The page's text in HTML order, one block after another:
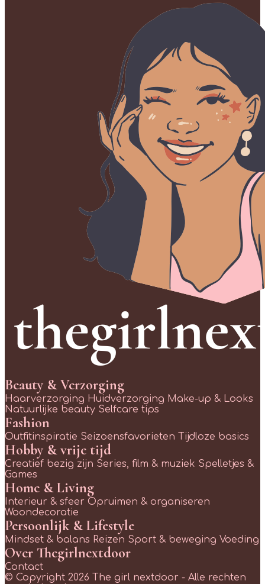
Beauty & Verzorging
Haarverzorging Huidverzorging Make-up & Looks
Natuurlijke beauty Selfcare tips
Fashion
Outfitinspiratie Seizoensfavorieten Tijdloze basics
Hobby & vrije tijd
Creatief bezig zijn Series, film & muziek Spelletjes &
Games
Home & Living
Interieur & sfeer Opruimen & organiseren
Woondecoratie
Persoonlijk & Lifestyle
Mindset & balans Reizen Sport & beweging Voeding
Over Thegirlnextdoor
Contact
© Copyright 2026 The girl nextdoor - Alle rechten